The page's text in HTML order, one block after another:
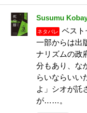
Susumu
ネタバレ
ベスト
一部からは出
ナリズムの政
分もあり、な
らいならいい
よ」シオが託
が……。